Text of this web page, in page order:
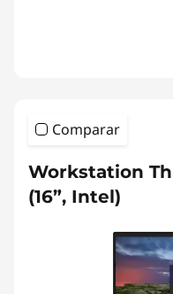
Comparar
Workstation
(16”, Intel)